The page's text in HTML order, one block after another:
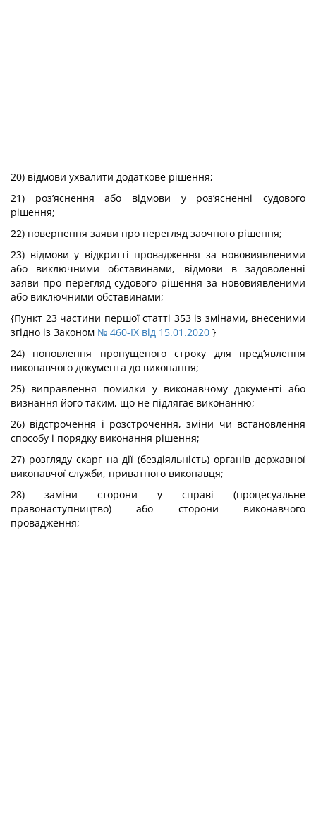
20) відмови ухвалити додаткове рішення;
21) роз’яснення або відмови у роз’ясненні судового
рішення;
22) повернення заяви про перегляд заочного рішення;
23) відмови у відкритті провадження за нововиявленими
або виключними обставинами, відмови в задоволенні
заяви про перегляд судового рішення за нововиявленими
або виключними обставинами;
{Пункт 23 частини першої статті 353 із змінами, внесеними
згідно із Законом № 460-IX від 15.01.2020 }
24) поновлення пропущеного строку для пред’явлення
виконавчого документа до виконання;
25) виправлення помилки у виконавчому документі або
визнання його таким, що не підлягає виконанню;
26) відстрочення і розстрочення, зміни чи встановлення
способу і порядку виконання рішення;
27) розгляду скарг на дії (бездіяльність) органів державної
виконавчої служби, приватного виконавця;
28) заміни сторони у справі (процесуальне
правонаступництво) або сторони виконавчого
провадження;